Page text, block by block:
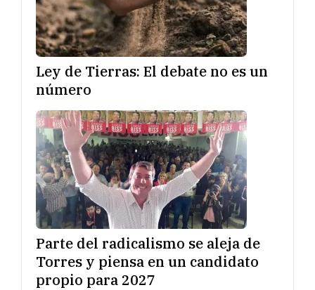
Ley de Tierras: El debate no es un
número
Parte del radicalismo se aleja de
Torres y piensa en un candidato
propio para 2027